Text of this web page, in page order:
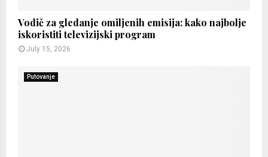
Vodič za gledanje omiljenih emisija: kako najbolje
iskoristiti televizijski program
July 15, 2026
Putovanje